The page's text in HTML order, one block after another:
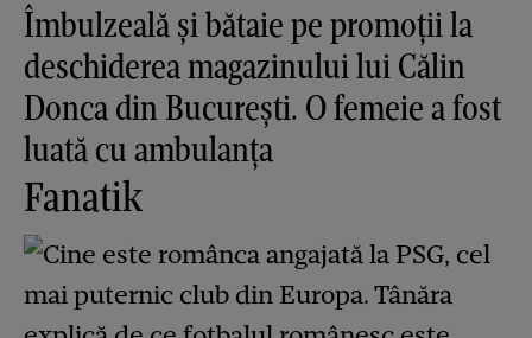
Îmbulzeală și bătaie pe promoții la
deschiderea magazinului lui Călin
Donca din București. O femeie a fost
luată cu ambulanța
Fanatik